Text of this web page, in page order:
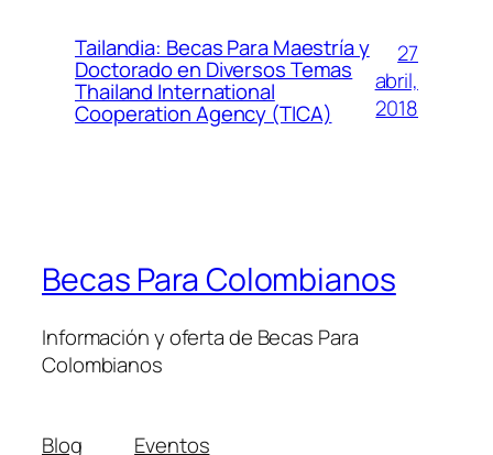
Tailandia: Becas Para Maestría y
Doctorado en Diversos Temas
Thailand International
Cooperation Agency (TICA)
27
abril,
2018
Becas Para Colombianos
Información y oferta de Becas Para
Colombianos
Blog Eventos